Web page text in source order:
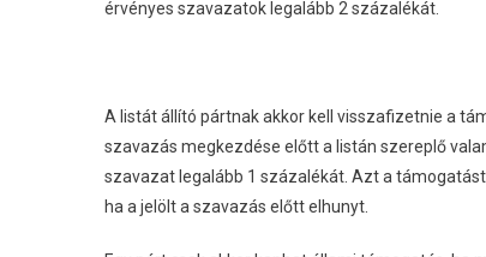
érvényes szavazatok legalább 2 százalékát.
A listát állító pártnak akkor kell visszafizetnie a
szavazás megkezdése előtt a listán szereplő
szavazat legalább 1 százalékát. Azt a
ha a jelölt a szavazás előtt elhunyt.